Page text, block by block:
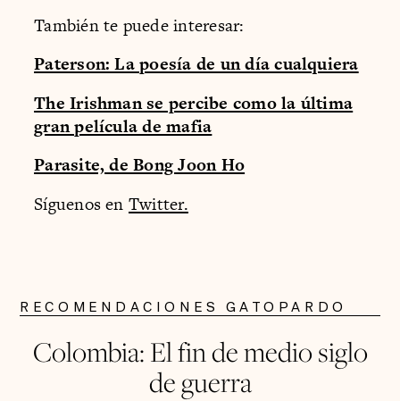
También te puede interesar:
Paterson: La poesía de un día cualquiera
The Irishman se percibe como la última
gran película de mafia
Parasite, de Bong Joon Ho
Síguenos en Twitter.
RECOMENDACIONES GATOPARDO
Colombia: El fin de medio siglo
de guerra